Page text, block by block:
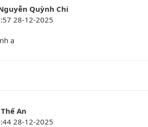
Quỳnh Chi
28-12-2025
ạ
An
28-12-2025